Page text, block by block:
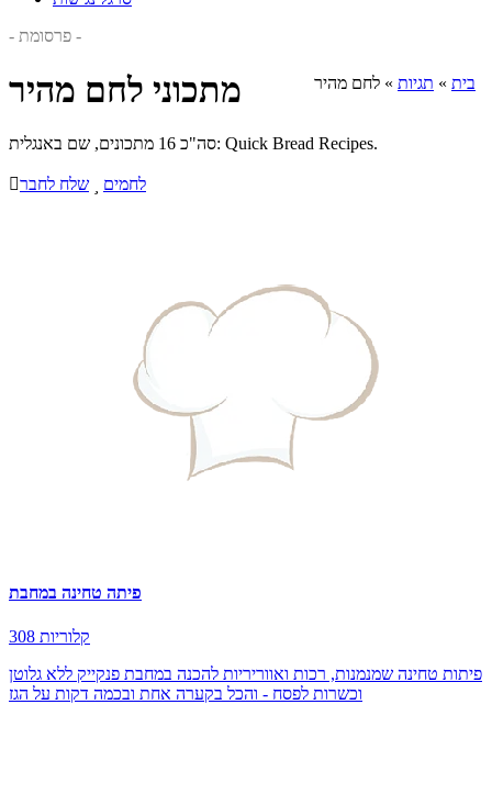
- פרסומת -
בית » תגיות » לחם מהיר מתכוני לחם מהיר
סה"כ 16 מתכונים, שם באנגלית: Quick Bread Recipes.
שלח לחבר לחמים
פיתה טחינה במחבת
308 קלוריות
פיתות טחינה שמנמנות, רכות ואווריריות להכנה במחבת פנקייק ללא גלוטן
וכשרות לפסח - והכל בקערה אחת ובכמה דקות על הגז